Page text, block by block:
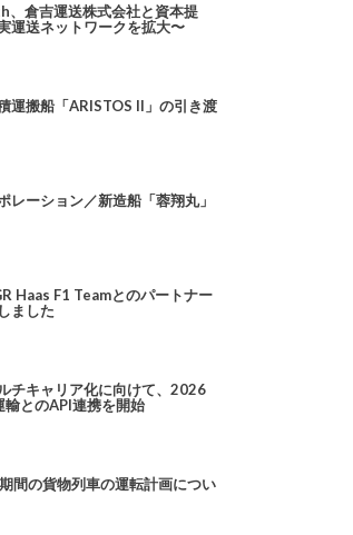
倉吉運送株式会社と資本提
運送ネットワークを拡大〜
運搬船「ARISTOS II」の引き渡
レーション／新造船「蓉翔丸」
Haas F1 Teamとのパートナー
ました
チキャリア化に向けて、2026
とのAPI連携を開始
間の貨物列車の運転計画につい